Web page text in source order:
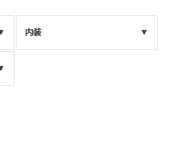
内装